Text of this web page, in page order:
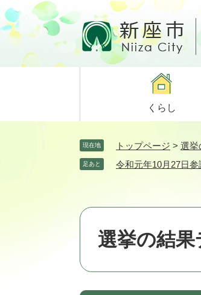
ペ
ー
ジ
メ
ニ
ュ
て
くらし
現在地 トップページ > 選挙
足あと 令和元年10月27日
選挙の結果